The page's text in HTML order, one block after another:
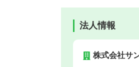
法人情報
株式会社サ